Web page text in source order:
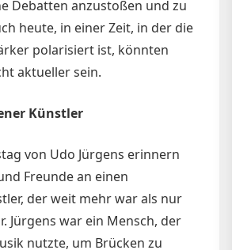
Debatten anzustoßen und zu
heute, in einer Zeit, in der die
polarisiert ist, könnten
aktueller sein.
Künstler
von Udo Jürgens erinnern
Freunde an einen
der weit mehr war als nur
Jürgens war ein Mensch, der
nutzte, um Brücken zu